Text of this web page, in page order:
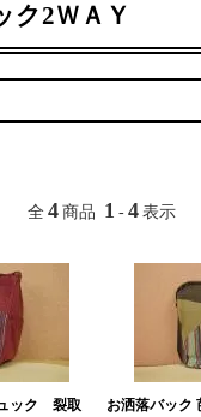
ク2ＷＡＹ
全 4 商品 1 - 4 表示
ック 裂取
お洒落バッ